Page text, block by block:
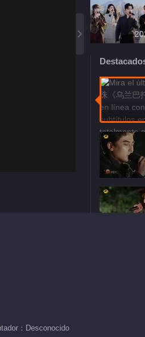
：Desconocido